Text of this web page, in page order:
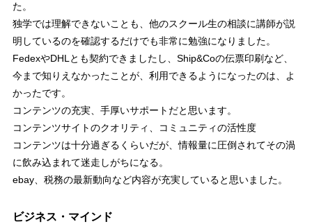
た。
独学では理解できないことも、他のスクール生の相談に講師が説
明しているのを確認するだけでも非常に勉強になりました。
FedexやDHLとも契約できましたし、Ship&Coの伝票印刷など、
今まで知りえなかったことが、利用できるようになったのは、よ
かったです。
コンテンツの充実、手厚いサポートだと思います。
コンテンツサイトのクオリティ、コミュニティの活性度
コンテンツは十分過ぎるくらいだが、情報量に圧倒されてその渦
に飲み込まれて迷走しがちになる。
ebay、税務の最新動向など内容が充実していると思いました。
ビジネス・マインド